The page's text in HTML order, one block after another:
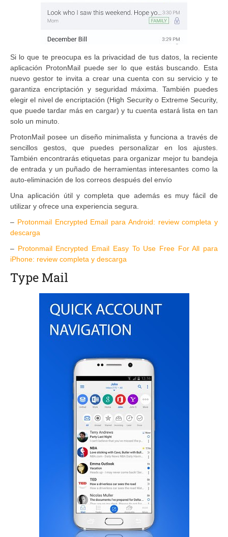
Si lo que te preocupa es la privacidad de tus datos, la reciente
aplicación ProtonMail puede ser lo que estás buscando. Esta
nuevo gestor te invita a crear una cuenta con su servicio y te
garantiza encriptación y seguridad máxima. También puedes
elegir el nivel de encriptación (High Security o Extreme Security,
que puede tardar más en cargar) y tu cuenta estará lista en tan
solo un minuto.
ProtonMail posee un diseño minimalista y funciona a través de
sencillos gestos, que puedes personalizar en los ajustes.
También encontrarás etiquetas para organizar mejor tu bandeja
de entrada y un puñado de herramientas interesantes como la
auto-eliminación de los correos después del envío
Una aplicación útil y completa que además es muy fácil de
utilizar y ofrece una experiencia segura.
– Protonmail Encrypted Email para Android: review completa y
descarga
– Protonmail Encrypted Email Easy To Use Free For All para
iPhone: review completa y descarga
Type Mail